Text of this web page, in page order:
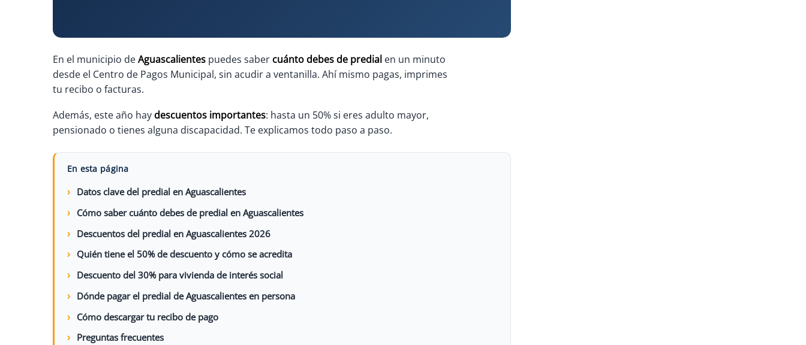
En el municipio deAguascalientes puedes saber cuánto debes de predial en un minuto
desde el Centro de Pagos Municipal, sin acudir a ventanilla. Ahí mismo pagas, imprimes
tu recibo o facturas.
Además, este año hay descuentos importantes: hasta un 50% si eres adulto mayor,
pensionado o tienes alguna discapacidad. Te explicamos todo paso a paso.
En esta página
Datos clave del predial en Aguascalientes
Cómo saber cuánto debes de predial en Aguascalientes
Descuentos del predial en Aguascalientes 2026
Quién tiene el 50% de descuento y cómo se acredita
Descuento del 30% para vivienda de interés social
Dónde pagar el predial de Aguascalientes en persona
Cómo descargar tu recibo de pago
Preguntas frecuentes